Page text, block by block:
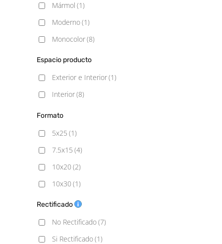
Mármol (1)
Moderno(1)
Monocolor(8)
Espacio producto
Exterior e Interior(1)
Interior(8)
Formato
5x25 (1)
7.5x15 (4)
10x20 (2)
10x30 (1)
10x40 (1)
13x13
(1)
15x15
(1)
Rectificado
No Rectificado(7)
Si Rectificado(1)